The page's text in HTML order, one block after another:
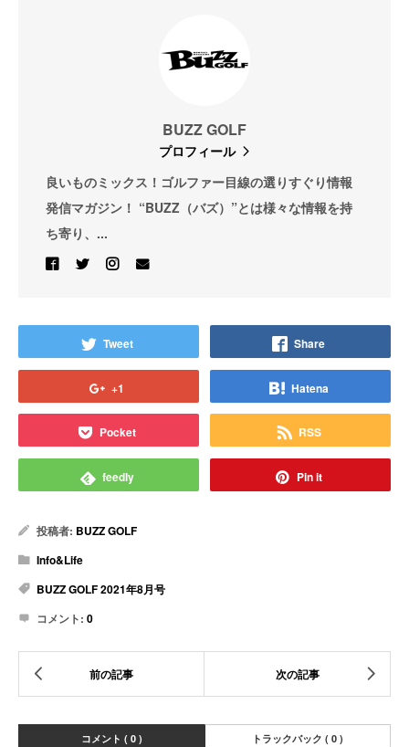
BUZZ GOLF
プロフィール
良いものミックス！ゴルファー目線の選りすぐり情報
発信マガジン！ “BUZZ（バズ）”とは様々な情報を持
ち寄り、...
Tweet Share
+1 Hatena
Pocket RSS
feedly Pin it
投稿者: BUZZ GOLF
Info&Life
BUZZ GOLF 2021年8月号
コメント: 0
コメント ( 0 ) トラックバック ( 0 )